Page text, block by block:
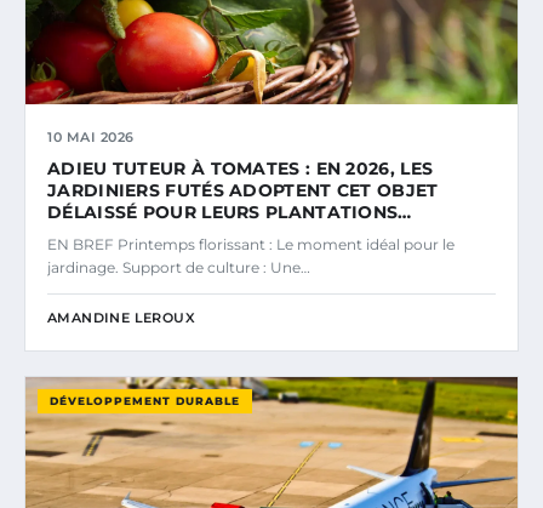
10 MAI 2026
ADIEU TUTEUR À TOMATES : EN 2026, LES
JARDINIERS FUTÉS ADOPTENT CET OBJET
DÉLAISSÉ POUR LEURS PLANTATIONS…
EN BREF Printemps florissant : Le moment idéal pour le
jardinage. Support de culture : Une…
AMANDINE LEROUX
DÉVELOPPEMENT DURABLE